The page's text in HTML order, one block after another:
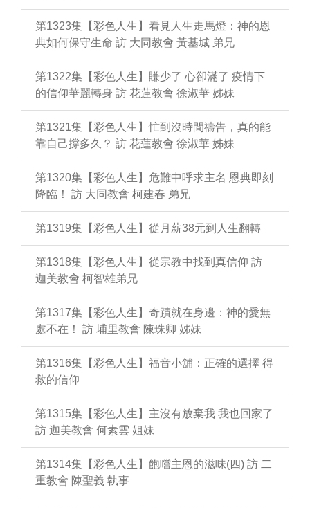
第1323集【彩色人生】看見人生走馬燈：神的恩
典如何保守生命 訪 大同教會 黃基城 弟兄
第1322集【彩色人生】賺少了 心卻滿了 疫情下
的信仰華麗轉身 訪 花蓮教會 徐淑華 姊妹
第1321集【彩色人生】忙到沒時間禱告，真的能
靠自己撐多久？ 訪 花蓮教會 徐淑華 姊妹
第1320集【彩色人生】危難中呼求主名 恩典即刻
降臨！ 訪 大同教會 柯建春 弟兄
第1319集【彩色人生】從月薪38元到人生翻轉
第1318集【彩色人生】從宗教中找到真信仰 訪
迦美教會 柯智雄弟兄
第1317集【彩色人生】奇蹟就在身邊：神的愛無
處不在！ 訪 埔里教會 陳珠卿 姊妹
第1316集【彩色人生】福音小舖：正確的選擇 得
救的信仰
第1315集【彩色人生】主沒有放棄我 我也回家了
訪 迦美教會 何素雲 姐妹
第1314集【彩色人生】飽嚐主恩的滋味(四) 訪 二
重教會 陳聖義 執事